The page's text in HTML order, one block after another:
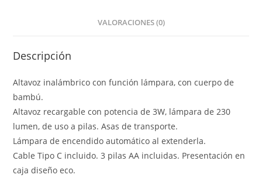
VALORACIONES (0)
Descripción
Altavoz inalámbrico con función lámpara, con cuerpo de
bambú.
Altavoz recargable con potencia de 3W, lámpara de 230
lumen, de uso a pilas. Asas de transporte.
Lámpara de encendido automático al extenderla.
Cable Tipo C incluido. 3 pilas AA incluidas. Presentación en
caja diseño eco.